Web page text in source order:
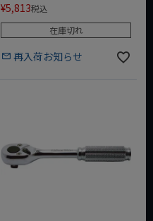
¥5,813税込
在庫切れ
再入荷お知らせ